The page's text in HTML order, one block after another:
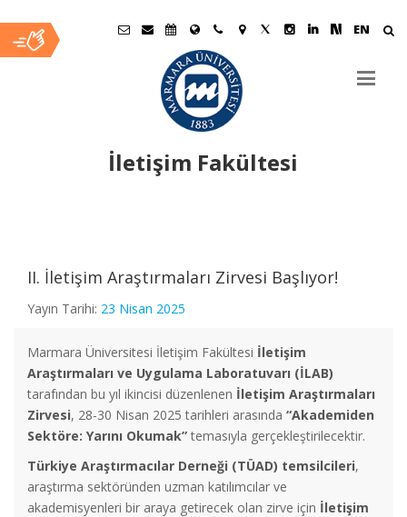
EN
İletişim Fakültesi
İçerikII. İletişim Araştırmaları Zirvesi Başlıyor!
Yayın Tarihi: 23 Nisan 2025
Marmara Üniversitesi İletişim Fakültesi İletişim
Araştırmaları ve Uygulama Laboratuvarı (İLAB)
tarafından bu yıl ikincisi düzenlenen İletişim Araştırmaları
Zirvesi, 28-30 Nisan 2025 tarihleri arasında “Akademiden
Sektöre: Yarını Okumak” temasıyla gerçekleştirilecektir.
Türkiye Araştırmacılar Derneği (TÜAD) temsilcileri,
araştırma sektöründen uzman katılımcılar ve
akademisyenleri bir araya getirecek olan zirve için İletişim